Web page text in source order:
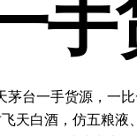
手
台一手货源，一
白酒，仿五粮液